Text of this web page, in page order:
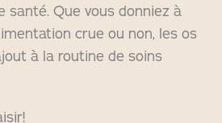
santé. Que vous donniez à
crue ou non, les os
à la routine de soins